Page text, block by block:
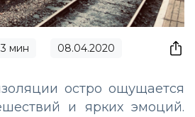
3 мин 08.04.2020
остро ощущается
и ярких эмоций.